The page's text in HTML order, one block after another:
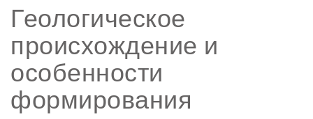
Cтупени из камня
Мозаика из камня
Каменная плитка
Плиты из камня
Мы в соц сетях:
УКР
Геологическое
происхождение и
особенности
формирования